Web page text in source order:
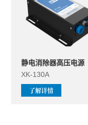
静电消除器高压电源
XK-130A
了解详情